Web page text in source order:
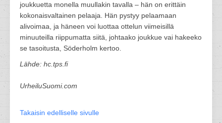
joukkuetta monella muullakin tavalla – hän on erittäin
kokonaisvaltainen pelaaja. Hän pystyy pelaamaan
alivoimaa, ja häneen voi luottaa ottelun viimeisillä
minuuteilla riippumatta siitä, johtaako joukkue vai hakeeko
se tasoitusta, Söderholm kertoo.
Lähde: hc.tps.fi
UrheiluSuomi.com
Takaisin edelliselle sivulle